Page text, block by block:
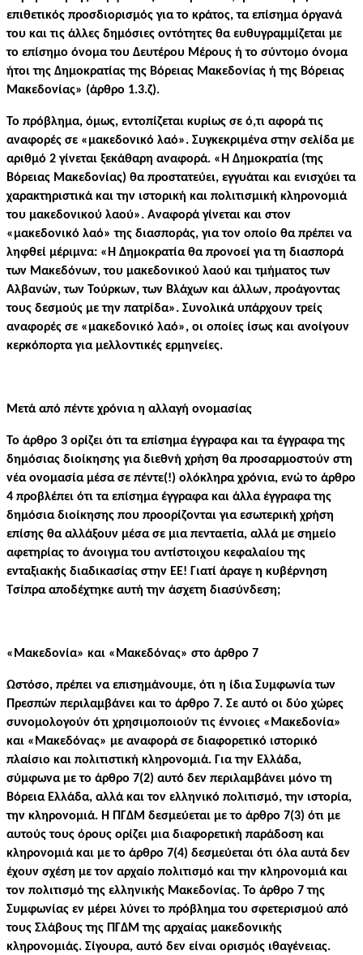
επιθετικός προσδιορισμός για το κράτος, τα επίσημα όργανά
του και τις άλλες δημόσιες οντότητες θα ευθυγραμμίζεται με
το επίσημο όνομα του Δευτέρου Μέρους ή το σύντομο όνομα
ήτοι της Δημοκρατίας της Βόρειας Μακεδονίας ή της Βόρειας
Μακεδονίας» (άρθρο 1.3.ζ).
Το πρόβλημα, όμως, εντοπίζεται κυρίως σε ό,τι αφορά τις
αναφορές σε «μακεδονικό λαό». Συγκεκριμένα στην σελίδα με
αριθμό 2 γίνεται ξεκάθαρη αναφορά. «Η Δημοκρατία (της
Βόρειας Μακεδονίας) θα προστατεύει, εγγυάται και ενισχύει τα
χαρακτηριστικά και την ιστορική και πολιτισμική κληρονομιά
του μακεδονικού λαού». Αναφορά γίνεται και στον
«μακεδονικό λαό» της διασποράς, για τον οποίο θα πρέπει να
ληφθεί μέριμνα: «Η Δημοκρατία θα προνοεί για τη διασπορά
των Μακεδόνων, του μακεδονικού λαού και τμήματος των
Αλβανών, των Τούρκων, των Βλάχων και άλλων, προάγοντας
τους δεσμούς με την πατρίδα». Συνολικά υπάρχουν τρείς
αναφορές σε «μακεδονικό λαό», οι οποίες ίσως και ανοίγουν
κερκόπορτα για μελλοντικές ερμηνείες.
Μετά από πέντε χρόνια η αλλαγή ονομασίας
Το άρθρο 3 ορίζει ότι τα επίσημα έγγραφα και τα έγγραφα της
δημόσιας διοίκησης για διεθνή χρήση θα προσαρμοστούν στη
νέα ονομασία μέσα σε πέντε(!) ολόκληρα χρόνια, ενώ το άρθρο
4 προβλέπει ότι τα επίσημα έγγραφα και άλλα έγγραφα της
δημόσια διοίκησης που προορίζονται για εσωτερική χρήση
επίσης θα αλλάξουν μέσα σε μια πενταετία, αλλά με σημείο
αφετηρίας το άνοιγμα του αντίστοιχου κεφαλαίου της
ενταξιακής διαδικασίας στην ΕΕ! Γιατί άραγε η κυβέρνηση
Τσίπρα αποδέχτηκε αυτή την άσχετη διασύνδεση;
«Μακεδονία» και «Μακεδόνας» στο άρθρο 7
Ωστόσο, πρέπει να επισημάνουμε, ότι η ίδια Συμφωνία των
Πρεσπών περιλαμβάνει και το άρθρο 7. Σε αυτό οι δύο χώρες
συνομολογούν ότι χρησιμοποιούν τις έννοιες «Μακεδονία»
και «Μακεδόνας» με αναφορά σε διαφορετικό ιστορικό
πλαίσιο και πολιτιστική κληρονομιά. Για την Ελλάδα,
σύμφωνα με το άρθρο 7(2) αυτό δεν περιλαμβάνει μόνο τη
Βόρεια Ελλάδα, αλλά και τον ελληνικό πολιτισμό, την ιστορία,
την κληρονομιά. Η ΠΓΔΜ δεσμεύεται με το άρθρο 7(3) ότι με
αυτούς τους όρους ορίζει μια διαφορετική παράδοση και
κληρονομιά και με το άρθρο 7(4) δεσμεύεται ότι όλα αυτά δεν
έχουν σχέση με τον αρχαίο πολιτισμό και την κληρονομιά και
τον πολιτισμό της ελληνικής Μακεδονίας. Το άρθρο 7 της
Συμφωνίας εν μέρει λύνει το πρόβλημα του σφετερισμού από
τους Σλάβους της ΠΓΔΜ της αρχαίας μακεδονικής
κληρονομιάς. Σίγουρα, αυτό δεν είναι ορισμός ιθαγένειας.